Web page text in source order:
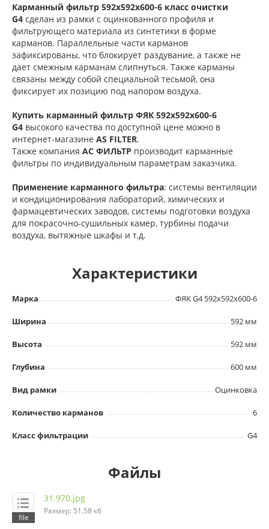
Карманный фильтр 592х592х600-6 класс очистки
G4 сделан из рамки с оцинкованного профиля и
фильтрующего материала из синтетики в форме
карманов. Параллельные части карманов
зафиксированы, что блокирует раздувание, а также не
дает смежным карманам слипнуться. Также карманы
связаны между собой специальной тесьмой, она
фиксирует их позицию под напором воздуха.
Купить карманный фильтр ФЯК 592х592х600-6
G4 высокого качества по доступной цене можно в
интернет-магазине AS FILTER.
Также компания АС ФИЛЬТР производит карманные
фильтры по индивидуальным параметрам заказчика.
Применение карманного фильтра: системы вентиляции
и кондиционирования лабораторий, химических и
фармацевтических заводов, системы подготовки воздуха
для покрасочно-сушильных камер, турбины подачи
воздуха, вытяжные шкафы и т.д.
Характеристики
Марка ФЯК G4 592х592х600-6
Ширина 592 мм
Высота 592 мм
Глубина 600 мм
Вид рамки Оцинковка
Количество карманов 6
Класс фильтрации G4
Файлы
31.970.jpg
Размер: 51.58 кб